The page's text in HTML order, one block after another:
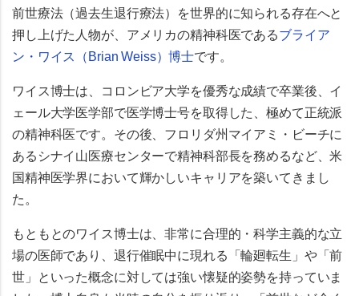
前世療法（過去生退行療法）を世界的に知られる存在へと
押し上げた人物が、アメリカの精神科医であるブライア
ン・ワイス（Brian Weiss）博士です。
ワイス博士は、コロンビア大学を優秀な成績で卒業後、イ
ェール大学医学部で医学博士号を取得した、極めて正統派
の精神科医です。その後、フロリダ州マイアミ・ビーチに
あるシナイ山医療センターで精神科部長を務めるなど、米
国精神医学界において輝かしいキャリアを築いてきまし
た。
もともとのワイス博士は、非常に合理的・科学主義的な立
場の医師であり、退行催眠中に現れる「輪廻転生」や「前
世」といった概念に対しては強い懐疑的姿勢を持っていま